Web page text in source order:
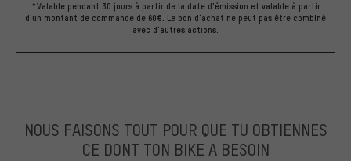
*Valable pendant 30 jours à partir de la date d'émission et valable à partir
d'un montant de commande de 60€. Le bon d'achat ne peut pas être combiné
avec d'autres actions.
NOUS FAISONS TOUT POUR QUE TU OBTIENNES
CE DONT TON BIKE A BESOIN